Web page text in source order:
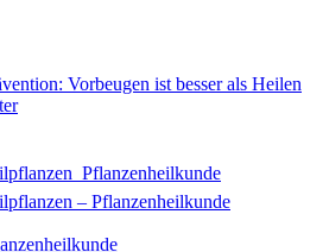
Vorbeugen ist besser als Heilen
 Pflanzenheilkunde
– Pflanzenheilkunde